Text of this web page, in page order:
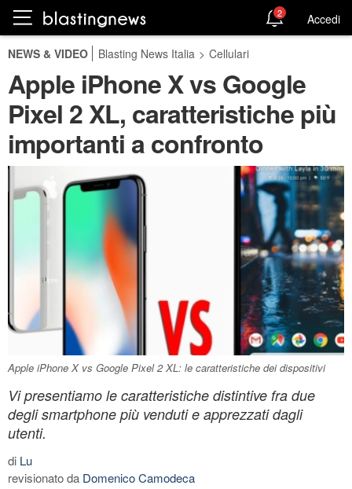
2 Accedi
NEWS & VIDEO Blasting News Italia > Cellulari
Apple iPhone X vs Google
Pixel 2 XL, caratteristiche più
importanti a confronto
Apple iPhone X vs Google Pixel 2 XL: le caratteristiche dei dispositivi
Vi presentiamo le caratteristiche distintive fra due
degli smartphone più venduti e apprezzati dagli
utenti.
di Lu
revisionato da Domenico Camodeca